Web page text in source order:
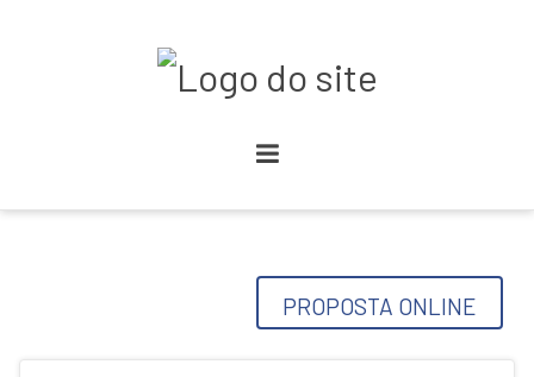
PROPOSTA ONLINE